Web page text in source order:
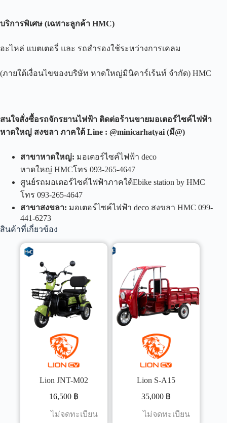
บริการพิเศษ (เฉพาะลูกค้า HMC)
อะไหล่ แบตเตอรี่ และ รถสำรองใช้ระหว่างการเคลม
(ภายใต้เงื่อนไขของบริษัท หาดใหญ่มินิคาร์เร้นท์ จำกัด) HMC
สนใจสั่งซื้อรถจักรยานไฟฟ้า ติดต่อร้านขายมอเตอร์ไซค์ไฟฟ้า
หาดใหญ่ สงขลา ภาคใต้ Line : @minicarhatyai (มี@)
สาขาหาดใหญ่: มอเตอร์ไซค์ไฟฟ้า deco
หาดใหญ่ HMCโทร 093-265-4647
ศูนย์รถมอเตอร์ไซค์ไฟฟ้าภาคใต้Ebike station by HMC
โทร 093-265-4647
สาขาสงขลา: มอเตอร์ไซค์ไฟฟ้า deco สงขลา HMC 099-
441-6273
สินค้าที่เกี่ยวข้อง
Lion JNT-M02
16,500 ฿
ไม่จดทะเบียน
Lion S-A15
35,000 ฿
ไม่จดทะเบียน